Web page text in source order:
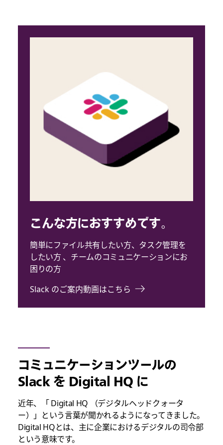
こんな方におすすめです。
簡単にファイル共有したい方、タスク管理を
したい方 、チームのコミュニケーションにお
困りの方
Slack のご案内動画はこちら
コミュニケーションツールの
Slack を Digital HQ に
近年、「 Digital HQ （デジタルヘッドクォータ
ー）」という言葉が聞かれるようになってきました。
Digital HQとは、主に企業におけるデジタルの司令部
という意味です。